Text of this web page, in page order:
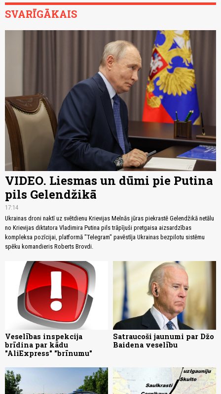
SVARĪGĀKAIS
VIDEO. Liesmas un dūmi pie Putina
pils Gelendžikā
17:14
Ukrainas droni naktī uz svētdienu Krievijas Melnās jūras piekrastē Gelendžikā netālu
no Krievijas diktatora Vladimira Putina pils trāpījuši pretgaisa aizsardzības
kompleksa pozīcijai, platformā "Telegram" pavēstīja Ukrainas bezpilotu sistēmu
spēku komandieris Roberts Brovdi.
Veselības inspekcija
brīdina par kādu
"AliExpress" "brīnumu"
Satraucoši jaunumi par Džo
Baidena veselību